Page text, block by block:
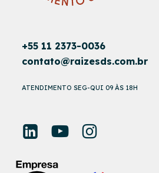
+55 11 2373-0036
contato@raizesds.com.br
ATENDIMENTO SEG-QUI 09 ÀS 18H